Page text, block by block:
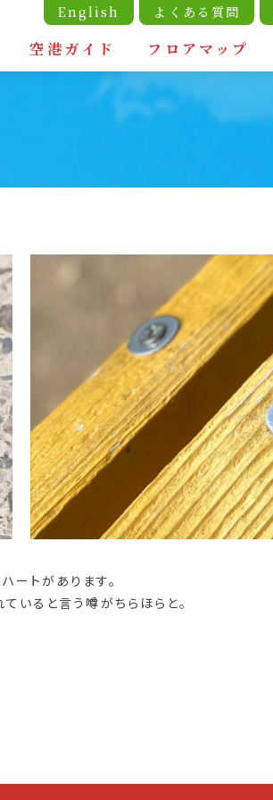
空港ガイド フロアマップ
English よくある質問
ートがあります。
いると言う噂がちらほらと。